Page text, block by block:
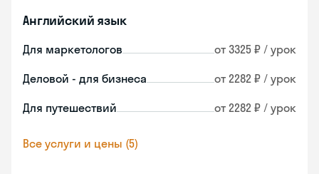
Английский язык
Для маркетологов от 3325 ₽ / урок
Деловой - для бизнеса от 2282 ₽ / урок
Для путешествий от 2282 ₽ / урок
Все услуги и цены (5)